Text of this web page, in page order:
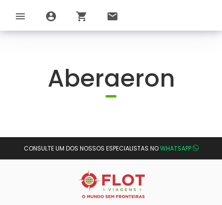
menu account_circle shopping_cart email
Aberaeron
CONSULTE UM DOS NOSSOS ESPECIALISTAS NOWHATSAPP